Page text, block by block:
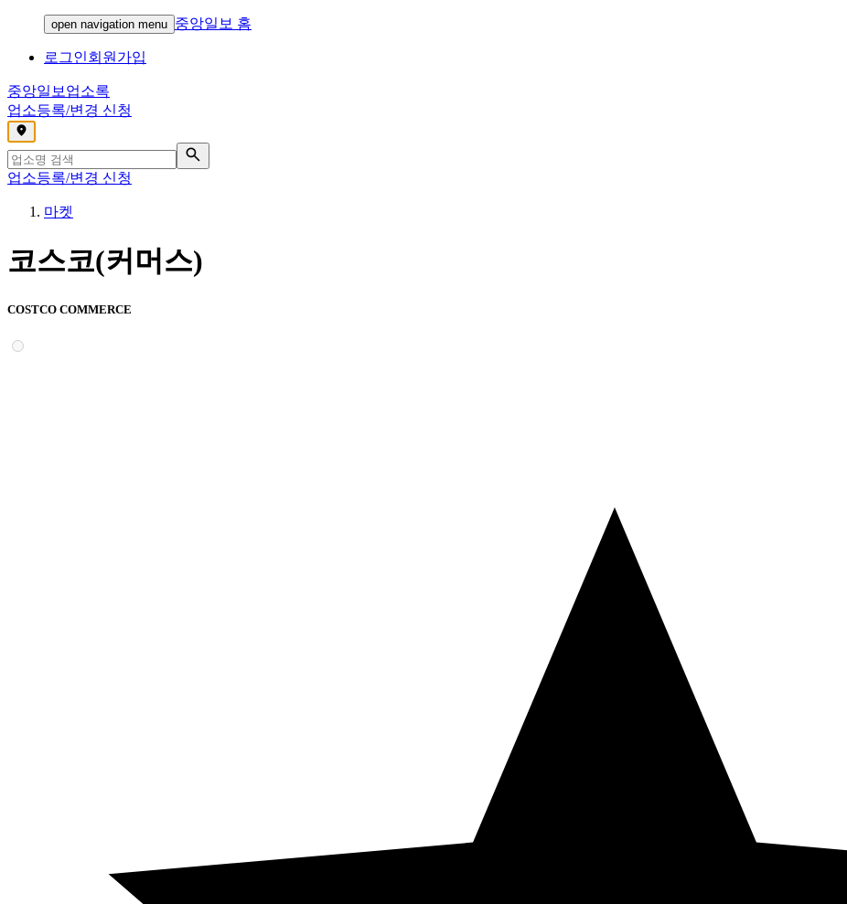
open navigation menu 중앙일보 홈
로그인회원가입
중앙일보 업소록
업소등록/변경 신청
,
업소등록/변경 신청
마켓
코스코(커머스)
COSTCO COMMERCE